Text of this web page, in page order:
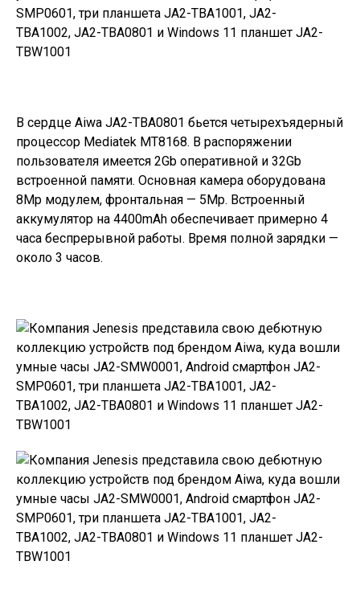
В сердце Aiwa JA2-TBA0801 бьется четырехъядерный
процессор Mediatek MT8168. В распоряжении
пользователя имеется 2Gb оперативной и 32Gb
встроенной памяти. Основная камера оборудована
8Mp модулем, фронтальная — 5Mp. Встроенный
аккумулятор на 4400mAh обеспечивает примерно 4
часа беспрерывной работы. Время полной зарядки —
около 3 часов.